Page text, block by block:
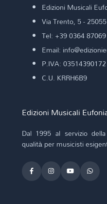
Edizioni Musicali
Via Trento, 5 -
Tel: +39 0364 87069
Email:
P.IVA: 03514390172
C.U. KRRH6B9
Edizioni Musicali
Dal 1995 al servizio
qualità per musicisti